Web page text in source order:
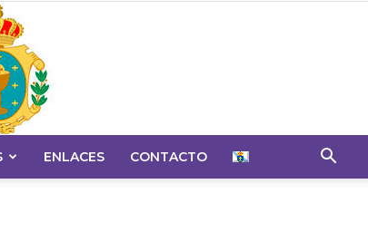
ENLACES CONTACTO